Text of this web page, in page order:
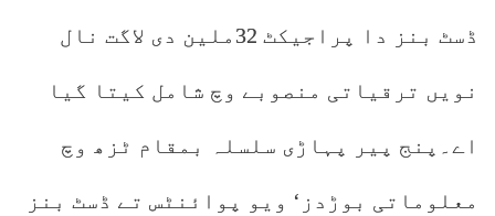
ڈسٹ بنز دا پراجیکٹ 32ملین دی لاگت نال
نویں ترقیاتی منصوبے وچ شامل کیتا گیا
اے۔پنج پیر پہاڑی سلسلہ بمقام ٹزھ وچ
معلوماتی بوڑدز‘ ویو پوائنٹس تے ڈسٹ بنز